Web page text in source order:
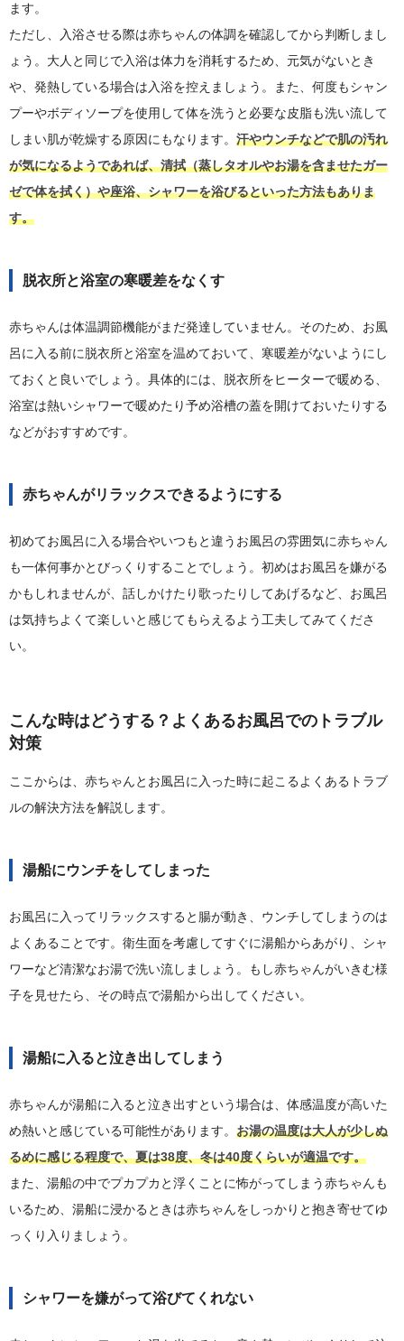
ます。
ただし、入浴させる際は赤ちゃんの体調を確認してから判断しまし
ょう。大人と同じで入浴は体力を消耗するため、元気がないとき
や、発熱している場合は入浴を控えましょう。また、何度もシャン
プーやボディソープを使用して体を洗うと必要な皮脂も洗い流して
しまい肌が乾燥する原因にもなります。 汗やウンチなどで肌の汚れ
が気になるようであれば、清拭（蒸しタオルやお湯を含ませたガー
ゼで体を拭く）や座浴、シャワーを浴びるといった方法もありま
す。
脱衣所と浴室の寒暖差をなくす
赤ちゃんは体温調節機能がまだ発達していません。そのため、お風
呂に入る前に脱衣所と浴室を温めておいて、寒暖差がないようにし
ておくと良いでしょう。具体的には、脱衣所をヒーターで暖める、
浴室は熱いシャワーで暖めたり予め浴槽の蓋を開けておいたりする
などがおすすめです。
赤ちゃんがリラックスできるようにする
初めてお風呂に入る場合やいつもと違うお風呂の雰囲気に赤ちゃん
も一体何事かとびっくりすることでしょう。初めはお風呂を嫌がる
かもしれませんが、話しかけたり歌ったりしてあげるなど、お風呂
は気持ちよくて楽しいと感じてもらえるよう工夫してみてくださ
い。
こんな時はどうする？よくあるお風呂でのトラブル
対策
ここからは、赤ちゃんとお風呂に入った時に起こるよくあるトラブ
ルの解決方法を解説します。
湯船にウンチをしてしまった
お風呂に入ってリラックスすると腸が動き、ウンチしてしまうのは
よくあることです。衛生面を考慮してすぐに湯船からあがり、シャ
ワーなど清潔なお湯で洗い流しましょう。もし赤ちゃんがいきむ様
子を見せたら、その時点で湯船から出してください。
湯船に入ると泣き出してしまう
赤ちゃんが湯船に入ると泣き出すという場合は、体感温度が高いた
め熱いと感じている可能性があります。 お湯の温度は大人が少しぬ
るめに感じる程度で、夏は38度、冬は40度くらいが適温です。
また、湯船の中でプカプカと浮くことに怖がってしまう赤ちゃんも
いるため、湯船に浸かるときは赤ちゃんをしっかりと抱き寄せてゆ
っくり入りましょう。
シャワーを嫌がって浴びてくれない